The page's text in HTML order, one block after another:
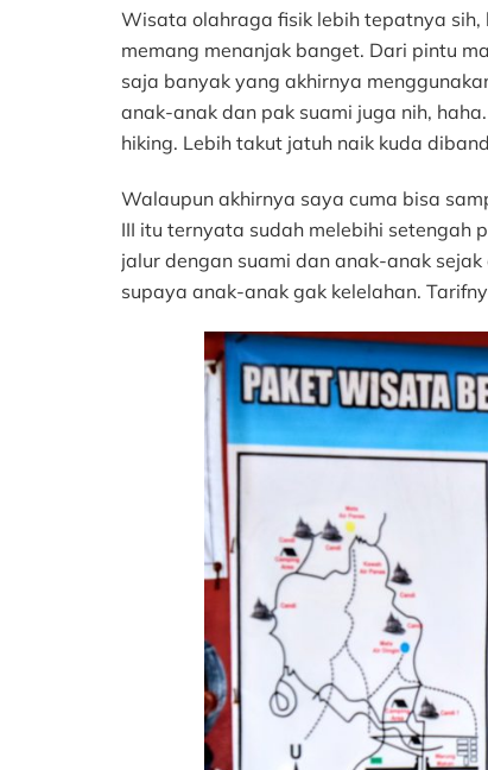
Wisata olahraga fisik lebih tepatnya
memang menanjak banget. Dari pintu
saja banyak yang akhirnya
anak-anak dan pak suami juga nih,
hiking. Lebih takut jatuh naik kuda
Walaupun akhirnya saya cuma bisa
III itu ternyata sudah melebihi setengah
jalur dengan suami dan anak-anak
supaya anak-anak gak kelelahan.